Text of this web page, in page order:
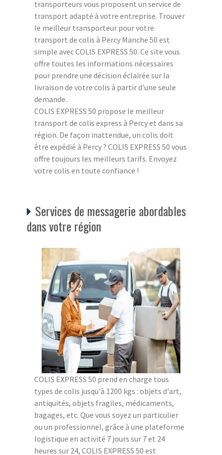
transporteurs vous proposent un service de
transport adapté à votre entreprise. Trouver
le meilleur transporteur pour votre
transport de colis à Percy Manche 50 est
simple avec COLIS EXPRESS 50. Ce site vous
offre toutes les informations nécessaires
pour prendre une décision éclairée sur la
livraison de votre colis à partir d'une seule
demande.
COLIS EXPRESS 50 propose le meilleur
transport de colis express à Percy et dans sa
région. De façon inattendue, un colis doit
être expédié à Percy ? COLIS EXPRESS 50 vous
offre toujours les meilleurs tarifs. Envoyez
votre colis en toute confiance !
Services de messagerie abordables
dans votre région
COLIS EXPRESS 50 prend en charge tous
types de colis jusqu'à 1200 kgs : objets d'art,
antiquités, objets fragiles, médicaments,
bagages, etc. Que vous soyez un particulier
ou un professionnel, grâce à une plateforme
logistique en activité 7 jours sur 7 et 24
heures sur 24, COLIS EXPRESS 50 est